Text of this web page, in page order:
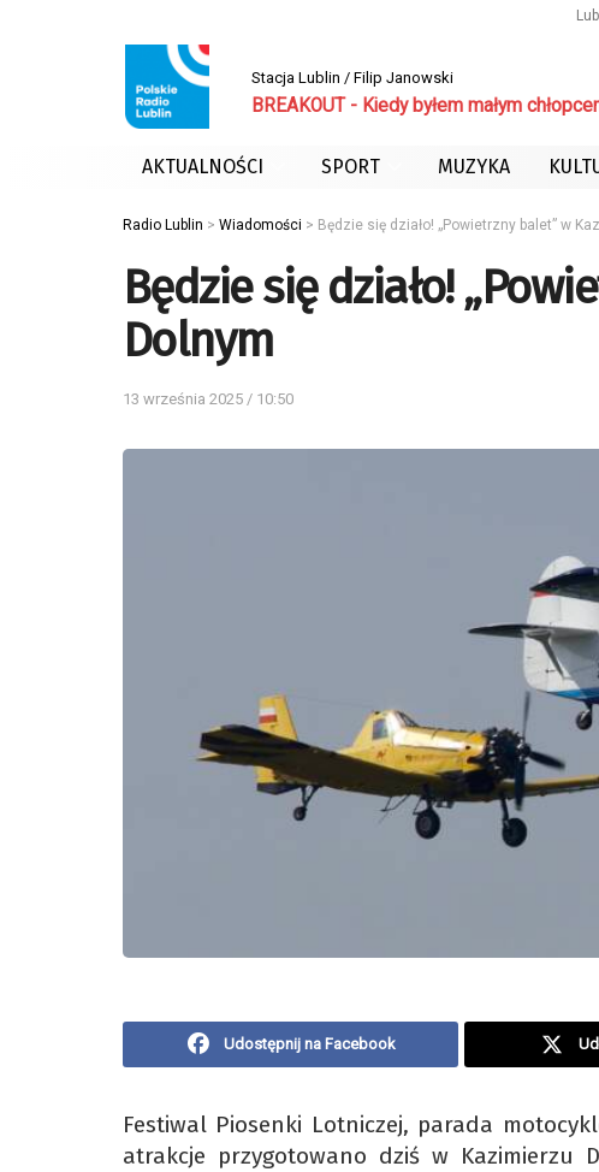
Stacja Lublin / Filip Janowski
BREAKOUT - Kiedy byłem małym
AKTUALNOŚCI SPORT MUZYKA
Radio Lublin > Wiadomości > Będzie się działo! „Powietrzny balet” w
Będzie się działo!
Dolnym
13 września 2025 / 10:50
Udostępnij na Facebook
Festiwal Piosenki Lotniczej, parada
atrakcje przygotowano dziś w Kazimierzu